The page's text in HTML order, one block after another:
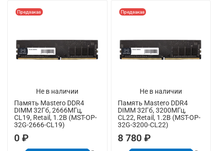
Не в наличии
Предзаказ
Память Mastero DDR4
DIMM 32Гб, 2666МГц,
CL19, Retail, 1.2В (MST-OP-
32G-2666-СL19)
0 ₽
Не в наличии
Предзаказ
Память Mastero DDR4
DIMM 32Гб, 3200МГц,
CL22, Retail, 1.2В (MST-OP-
32G-3200-СL22)
8 780 ₽